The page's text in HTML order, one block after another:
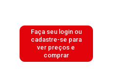
Faça seu login ou
cadastre-se para
ver preços e
comprar